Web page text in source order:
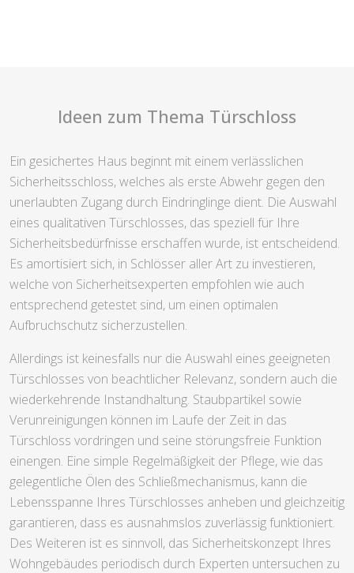
Ideen zum Thema Türschloss
Ein gesichertes Haus beginnt mit einem verlässlichen
Sicherheitsschloss, welches als erste Abwehr gegen den
unerlaubten Zugang durch Eindringlinge dient. Die Auswahl
eines qualitativen Türschlosses, das speziell für Ihre
Sicherheitsbedürfnisse erschaffen wurde, ist entscheidend.
Es amortisiert sich, in Schlösser aller Art zu investieren,
welche von Sicherheitsexperten empfohlen wie auch
entsprechend getestet sind, um einen optimalen
Aufbruchschutz sicherzustellen.
Allerdings ist keinesfalls nur die Auswahl eines geeigneten
Türschlosses von beachtlicher Relevanz, sondern auch die
wiederkehrende Instandhaltung. Staubpartikel sowie
Verunreinigungen können im Laufe der Zeit in das
Türschloss vordringen und seine störungsfreie Funktion
einengen. Eine simple Regelmäßigkeit der Pflege, wie das
gelegentliche Ölen des Schließmechanismus, kann die
Lebensspanne Ihres Türschlosses anheben und gleichzeitig
garantieren, dass es ausnahmslos zuverlässig funktioniert.
Des Weiteren ist es sinnvoll, das Sicherheitskonzept Ihres
Wohngebäudes periodisch durch Experten untersuchen zu